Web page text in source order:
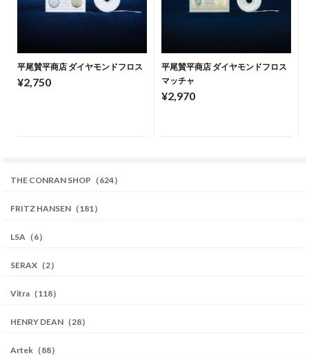
平尾賛平商店 ダイヤモンドフロス
¥2,750
平尾賛平商店 ダイヤモンドフロス
マッチャ
¥2,970
THE CONRAN SHOP（624）
FRITZ HANSEN（181）
LSA（6）
SERAX（2）
Vitra（118）
HENRY DEAN（28）
Artek（88）